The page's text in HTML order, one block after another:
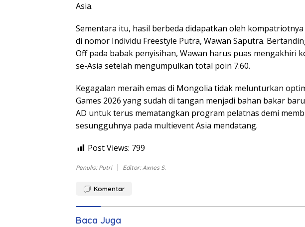
Asia.
Sementara itu, hasil berbeda didapatkan oleh
di nomor Individu Freestyle Putra, Wawan Saputra.
Off pada babak penyisihan, Wawan harus puas mengakhiri
se-Asia setelah mengumpulkan total poin 7.60.
Kegagalan meraih emas di Mongolia tidak melunturkan
Games 2026 yang sudah di tangan menjadi bahan bakar
AD untuk terus mematangkan program pelatnas demi
sesungguhnya pada multievent Asia mendatang.
Post Views: 799
Penulis: Putri Editor: Axnes S.
Komentar
Baca Juga